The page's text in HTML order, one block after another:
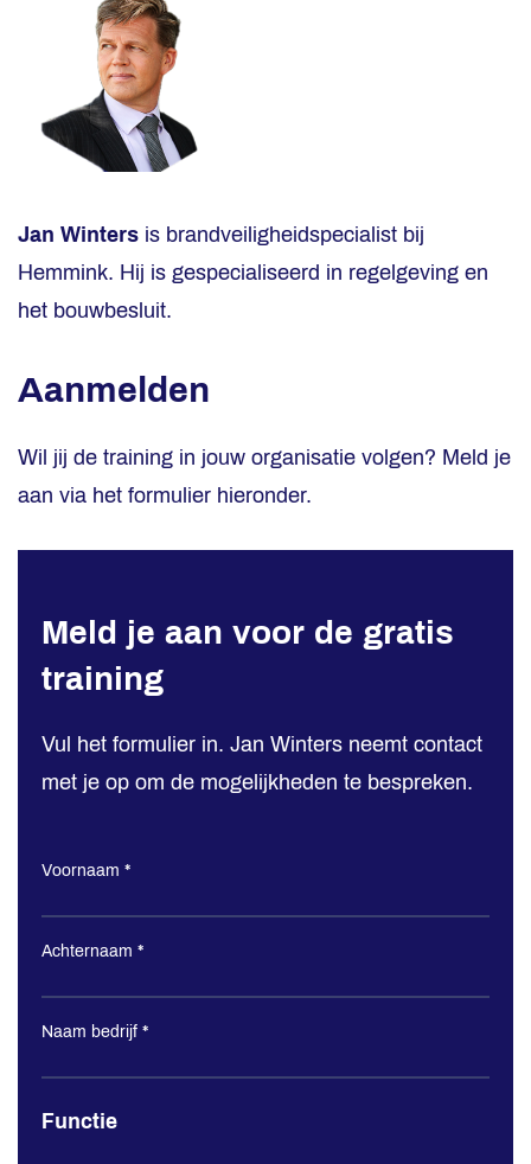
Jan Winters is brandveiligheidspecialist bij
Hemmink. Hij is gespecialiseerd in regelgeving en
het bouwbesluit.
Aanmelden
Wil jij de training in jouw organisatie volgen? Meld je
aan via het formulier hieronder.
Brandveiligheid
–
Aanmelding
live
training
Meld je aan voor de gratis
training
Vul het formulier in. Jan Winters neemt contact
met je op om de mogelijkheden te bespreken.
Voornaam *
Achternaam *
Naam bedrijf *
Functie